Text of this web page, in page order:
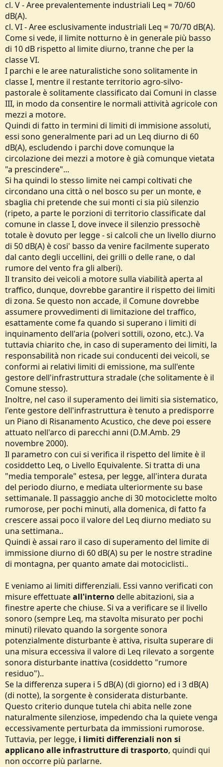
cl. V - Aree prevalentemente industriali Leq = 70/60
dB(A).
cl. VI - Aree esclusivamente industriali Leq = 70/70 dB(A).
Come si vede, il limite notturno è in generale più basso
di 10 dB rispetto al limite diurno, tranne che per la
classe VI.
I parchi e le aree naturalistiche sono solitamente in
classe I, mentre il restante territorio agro-silvo-
pastorale è solitamente classificato dai Comuni in classe
III, in modo da consentire le normali attività agricole con
mezzi a motore.
Quindi di fatto in termini di limiti di immisione assoluti,
essi sono generalmente pari ad un Leq diurno di 60
dB(A), escludendo i parchi dove comunque la
circolazione dei mezzi a motore è già comunque vietata
"a prescindere"...
Si ha quindi lo stesso limite nei campi coltivati che
circondano una città o nel bosco su per un monte, e
sbaglia chi pretende che sui monti ci sia più silenzio
(ripeto, a parte le porzioni di territorio classificate dal
comune in classe I, dove invece il silenzio pressochè
totale è dovuto per legge - si calcoli che un livello diurno
di 50 dB(A) è cosi' basso da venire facilmente superato
dal canto degli uccellini, dei grilli o delle rane, o dal
rumore del vento fra gli alberi).
Il transito dei veicoli a motore sulla viabilità aperta al
traffico, dunque, dovrebbe garantire il rispetto dei limiti
di zona. Se questo non accade, il Comune dovrebbe
assumere provvedimenti di limitazione del traffico,
esattamente come fa quando si superano i limiti di
inquinamento dell'aria (polveri sottili, ozono, etc.). Va
tuttavia chiarito che, in caso di superamento dei limiti, la
responsabilità non ricade sui conducenti dei veicoli, se
conformi ai relativi limiti di emissione, ma sull'ente
gestore dell'infrastruttura stradale (che solitamente è il
Comune stesso).
Inoltre, nel caso il superamento dei limiti sia sistematico,
l'ente gestore dell'infrastruttura è tenuto a predisporre
un Piano di Risanamento Acustico, che deve poi essere
attuato nell'arco di parecchi anni (D.M.Amb. 29
novembre 2000).
Il parametro con cui si verifica il rispetto del limite è il
cosiddetto Leq, o Livello Equivalente. Si tratta di una
"media temporale" estesa, per legge, all'intera durata
del periodo diurno, e mediata ulteriormente su base
settimanale. Il passaggio anche di 30 motociclette molto
rumorose, per pochi minuti, alla domenica, di fatto fa
crescere assai poco il valore del Leq diurno mediato su
una settimana..
Quindi è assai raro il caso di superamento del limite di
immissione diurno di 60 dB(A) su per le nostre stradine
di montagna, per quanto amate dai motociclisti..
E veniamo ai limiti differenziali. Essi vanno verificati con
misure effettuateall'internodelle abitazioni, sia a
finestre aperte che chiuse. Si va a verificare se il livello
sonoro (sempre Leq, ma stavolta misurato per pochi
minuti) rilevato quando la sorgente sonora
potenzialmente disturbante è attiva, risulta superare di
una misura eccessiva il valore di Leq rilevato a sorgente
sonora disturbante inattiva (cosiddetto "rumore
residuo")..
Se la differenza supera i 5 dB(A) (di giorno) ed i 3 dB(A)
(di notte), la sorgente è considerata disturbante.
Questo criterio dunque tutela chi abita nelle zone
naturalmente silenziose, impedendo cha la quiete venga
eccessivamente perturbata da immissioni rumorose.
Tuttavia, per legge, i limiti differenziali non si
applicano alle infrastrutture di trasporto, quindi qui
non occorre più parlarne.